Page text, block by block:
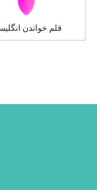
قلم خواندن